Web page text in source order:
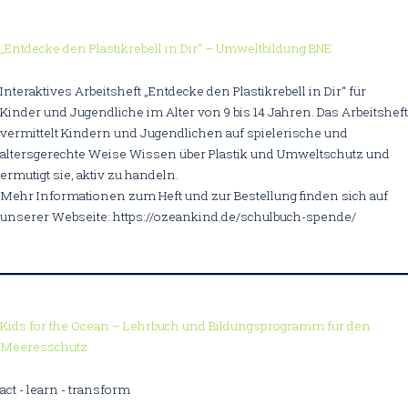
„Entdecke den Plastikrebell in Dir“ – Umweltbildung BNE
Interaktives Arbeitsheft „Entdecke den Plastikrebell in Dir“ für
Kinder und Jugendliche im Alter von 9 bis 14 Jahren. Das Arbeitsheft
vermittelt Kindern und Jugendlichen auf spielerische und
altersgerechte Weise Wissen über Plastik und Umweltschutz und
ermutigt sie, aktiv zu handeln.
Mehr Informationen zum Heft und zur Bestellung finden sich auf
unserer Webseite: https://ozeankind.de/schulbuch-spende/
Kids for the Ocean – Lehrbuch und Bildungsprogramm für den
Meeresschutz
act - learn - transform